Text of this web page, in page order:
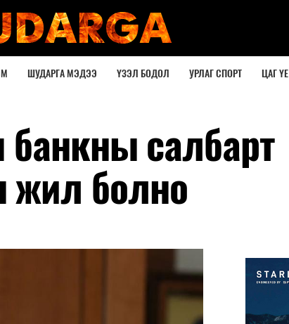
ШУДАРГА МЭДЭЭ ҮЗЭЛ БОДОЛ УРЛАГ СПОРТ ЦАГ ҮЕ
банкны салбарт
жил болно